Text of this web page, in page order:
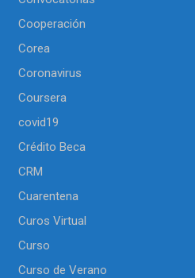
Cooperación
Corea
Coronavirus
Coursera
covid19
Crédito Beca
CRM
Cuarentena
Curos Virtual
Curso
Curso de Verano